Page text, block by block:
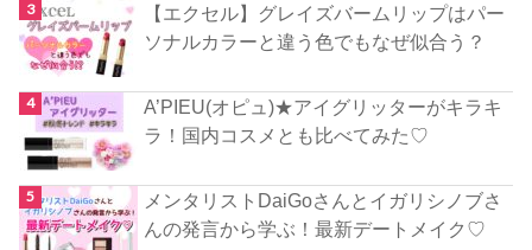
【エクセル】グレイズバームリップはパー
ソナルカラーと違う色でもなぜ似合う？
A’PIEU(オピュ)★アイグリッターがキラキ
ラ！国内コスメとも比べてみた♡
メンタリストDaiGoさんとイガリシノブさ
んの発言から学ぶ！最新デートメイク♡